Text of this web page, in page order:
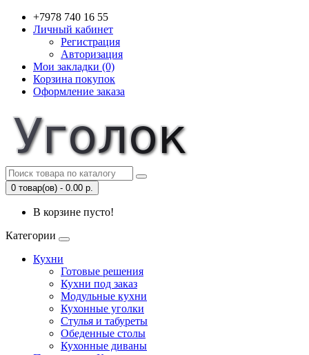
+7978 740 16 55
Личный кабинет
Регистрация
Авторизация
Мои закладки (0)
Корзина покупок
Оформление заказа
0 товар(ов) - 0.00 р.
В корзине пусто!
Категории
Кухни
Готовые решения
Кухни под заказ
Модульные кухни
Кухонные уголки
Стулья и табуреты
Обеденные столы
Кухонные диваны